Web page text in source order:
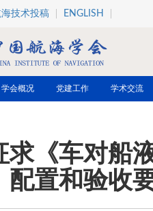
技术投稿 ENGLISH
学会概况 党建工作 学术交流
求《车对船
配置和验收